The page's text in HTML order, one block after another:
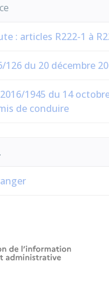
: articles R222-1 à
126 du 20 décembre
1945 du 14
de conduire